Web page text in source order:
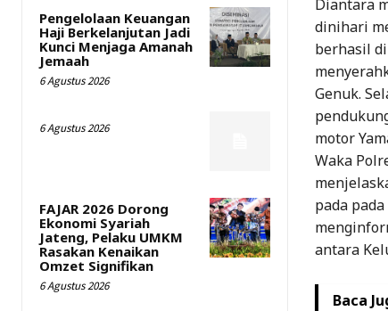
Pengelolaan Keuangan
Haji Berkelanjutan Jadi
Kunci Menjaga Amanah
Jemaah
6 Agustus 2026
6 Agustus 2026
FAJAR 2026 Dorong
Ekonomi Syariah
Jateng, Pelaku UMKM
Rasakan Kenaikan
Omzet Signifikan
6 Agustus 2026
Diantara
dinihari
berhasil
Genuk.
motor
Waka
pada
antara
Baca